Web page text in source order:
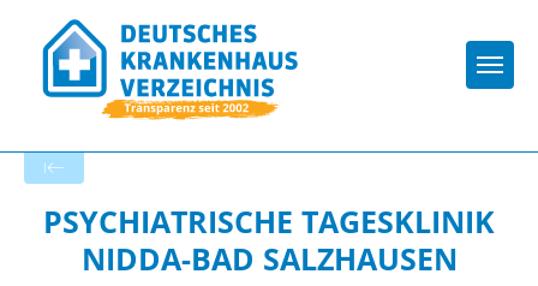
PSYCHIATRISCHE TAGESKLINIK
NIDDA-BAD SALZHAUSEN